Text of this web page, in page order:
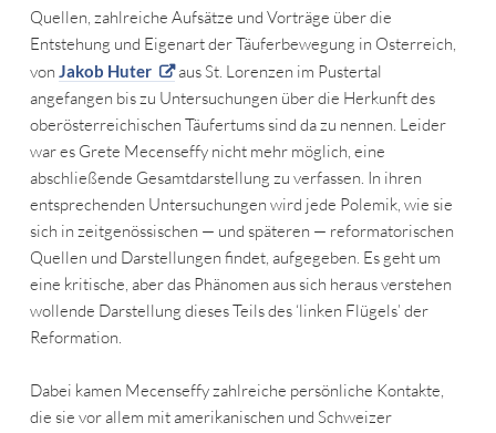
Quellen, zahlreiche Aufsätze und Vorträge über die
Entstehung und Eigenart der Täuferbewegung in Osterreich,
von Jakob Huter
aus St. Lorenzen im Pustertal
angefangen bis zu Untersuchungen über die Herkunft des
oberösterreichischen Täufertums sind da zu nennen. Leider
war es Grete Mecenseffy nicht mehr möglich, eine
abschließende Gesamtdarstellung zu verfassen. In ihren
entsprechenden Untersuchungen wird jede Polemik, wie sie
sich in zeitgenössischen — und späteren — reformatorischen
Quellen und Darstellungen findet, aufgegeben. Es geht um
eine kritische, aber das Phänomen aus sich heraus verstehen
wollende Darstellung dieses Teils des ‘linken Flügels’ der
Reformation.
Dabei kamen Mecenseffy zahlreiche persönliche Kontakte,
die sie vor allem mit amerikanischen und Schweizer